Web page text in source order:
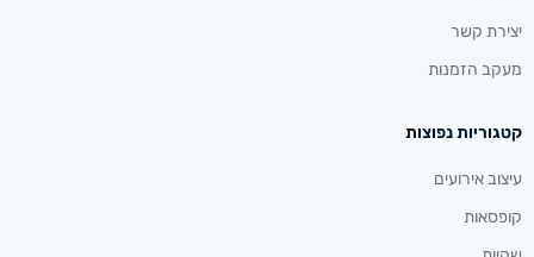
יצירת קשר
מעקב הזמנות
קטגוריות נפוצות
עיצוב אירועים
קופסאות